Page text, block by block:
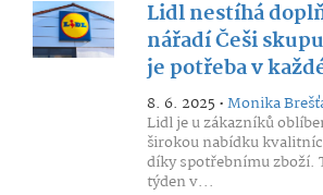
Lidl nestíhá
nářadí Češi
je potřeba v
8. 6. 2025 •Monika
Lidl je u zákazníků
širokou nabídku
díky spotřebnímu zboží.
týden v...